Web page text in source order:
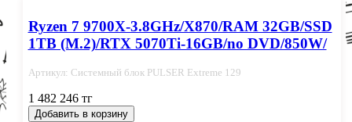
Ryzen 7 9700X-3.8GHz/X870/RAM 32GB/SSD
1TB (M.2)/RTX 5070Ti-16GB/no DVD/850W/
Артикул: Системный блок PULSER Extreme 129
1 482 246 тг
Добавить в корзину